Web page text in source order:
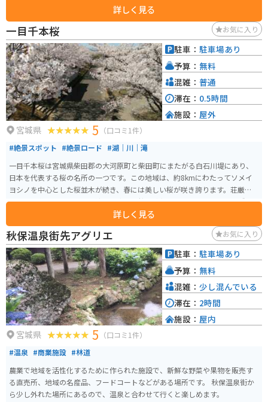
い山頂を目指すことになります。通常なら混雑もないため1時間前後、体力に
自信のある方なら30分ほどで山頂までたどり着くことができるでしょう。道
中の林がポストカードに出てくるような木々なので、マイナスイオンを大い
に感じることができると思います。
詳しく見る
一目千本桜 お気に入り
宮城県 5 （口コミ1件）
#絶景スポット #絶景ロード #湖｜川｜滝
一目千本桜は宮城県柴田郡の大河原町と柴田町にまたがる白石川堤にあり、
日本を代表する桜の名所の一つです。この地域は、約8kmにわたってソメイ
ヨシノを中心とした桜並木が続き、春には美しい桜が咲き誇ります。荘厳な蔵
王連峰を背景に、白石川の澄んだ青色と桜の淡紅色、そして蔵王連峰に残る
雪の白色が織りなす景色が見られます。 大正12年に高山開治郎氏によって寄
贈された千本余りの桜が植樹されたことが始まりで、現在では町のシンボル
的存在となっています。一目千本桜は「さくら名所百選」にも選ばれてお
り、開花時期には多くの観光客で賑わいます。 開花時期には、残雪を頂く蔵
王連峰と満開の桜並木が美しいコントラストを見せ、素晴らしい春の景色が
堪能できます。白石川堤一目千本桜は、桜の美しさを堪能するだけでなく、
日本の自然の美しさを感じることができる特別な場所です。近くに大河原公
園の駐車場があるので、車やバイクで行けます。
詳しく見る
駐車： 駐車場あり
予算： 無料
混雑： 普通
滞在： 0.5時間
施設： 屋外
秋保温泉街先アグリエ お気に入り
宮城県 5 （口コミ1件）
#温泉 #商業施設 #林道
農業で地域を活性化するために作られた施設で、新鮮な野菜や果物を販売す
る直売所、地域の名産品、フードコートなどがある場所です。 秋保温泉街か
ら少し外れた場所にあるので、温泉と合わせて行くと楽しめます。
駐車： 駐車場あり
予算： 無料
混雑： 少し混んでいる
滞在： 2時間
施設： 屋内